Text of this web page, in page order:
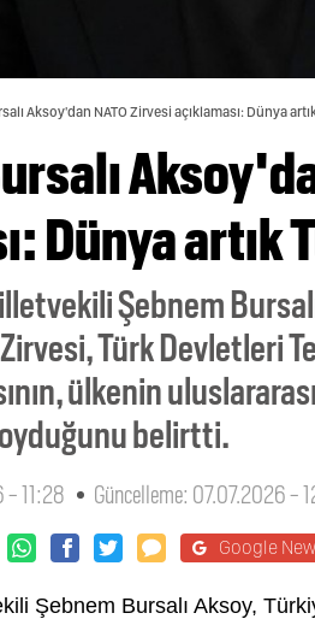
Aksoy'dan NATO Zirvesi açıklaması: Dünya
Dünya
Şebnem
Türk Devletleri
ülkenin
belirtti.
- 11:28 Güncelleme: 07.07.2026 -
Google
Şebnem Bursalı Aksoy,